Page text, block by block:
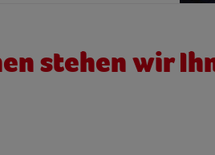
stehen wir